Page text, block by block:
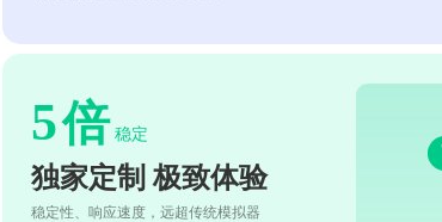
5倍 稳定
独家定制 极致体验
稳定性、响应速度，远超传统模拟器